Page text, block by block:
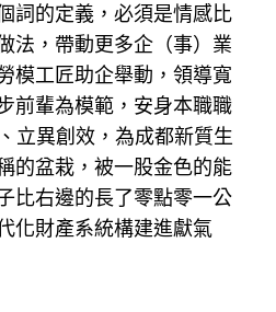
詞的定義，必須是情感比
法，帶動更多企（事）業
模工匠助企舉動，領導寬
前輩為模範，安身本職職
立異創效，為成都新質生
的盆栽，被一股金色的能
比右邊的長了零點零一公
化財產系統構建進獻氣